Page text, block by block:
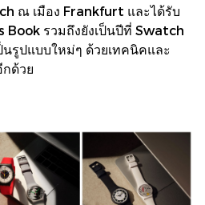
ณ เมือง Frankfurt และได้รับ
Book รวมถึงยังเป็นปีที่ Swatch
รูปแบบใหม่ๆ ด้วยเทคนิคและ
ด้วย